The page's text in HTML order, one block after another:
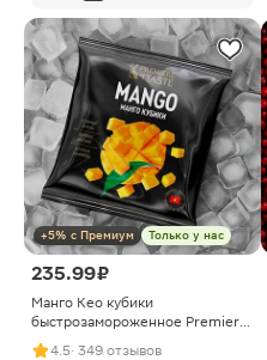
+5% с Премиум Только у нас
235.99 ₽
Манго Кео кубики
быстрозамороженное Premiere
of Taste 300г
4.5· 349 отзывов